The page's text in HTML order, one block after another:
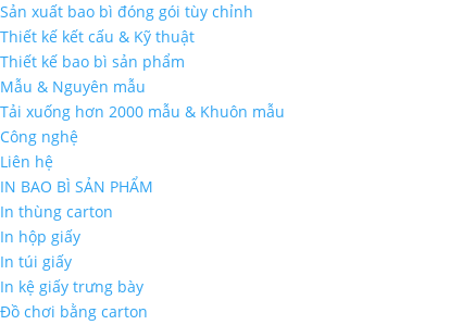
Sản xuất bao bì đóng gói tùy chỉnh
Thiết kế kết cấu & Kỹ thuật
Thiết kế bao bì sản phẩm
Mẫu & Nguyên mẫu
Tải xuống hơn 2000 mẫu & Khuôn mẫu
Công nghệ
Liên hệ
IN BAO BÌ SẢN PHẨM
In thùng carton
In hộp giấy
In túi giấy
In kệ giấy trưng bày
Đồ chơi bằng carton